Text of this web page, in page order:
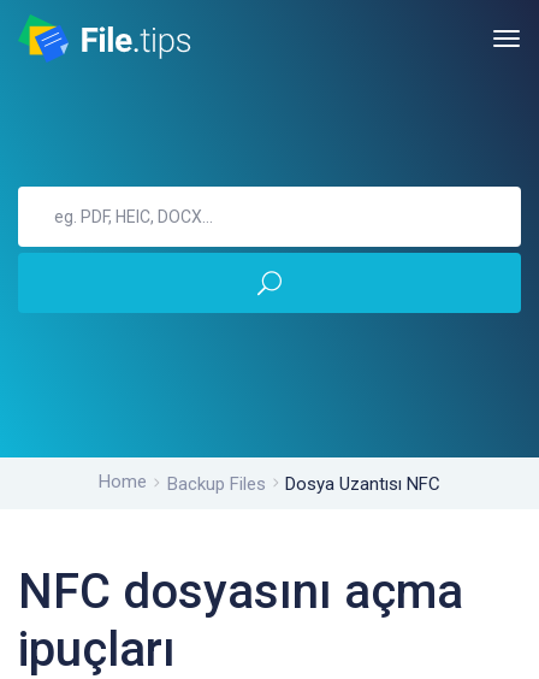
Home Backup Files Dosya Uzantısı NFC
NFC dosyasını açma
ipuçları